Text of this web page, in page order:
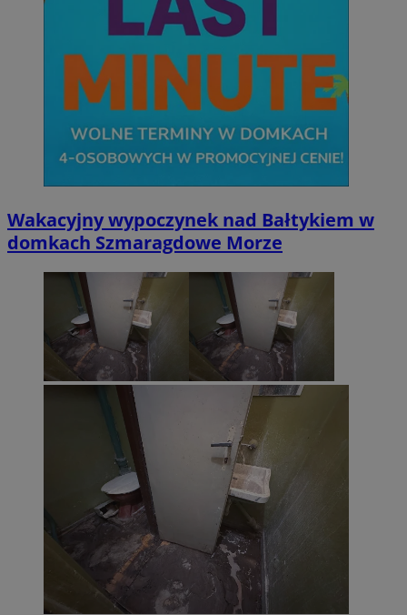
Wakacyjny wypoczynek nad Bałtykiem w
domkach Szmaragdowe Morze